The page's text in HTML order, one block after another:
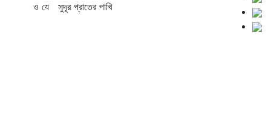
ও যে সুদূর প্রাতের পাখি